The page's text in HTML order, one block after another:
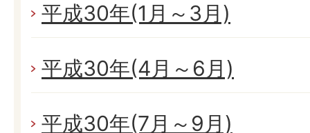
平成30年(1月～3月)
平成30年(4月～6月)
平成30年(7月～9月)